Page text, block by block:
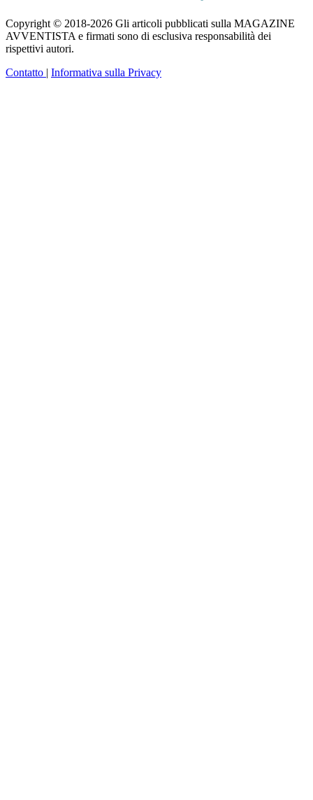
Copyright © 2018-2026 Gli articoli pubblicati sulla MAGAZINE
AVVENTISTA e firmati sono di esclusiva responsabilità dei
rispettivi autori.
Contatto | Informativa sulla Privacy